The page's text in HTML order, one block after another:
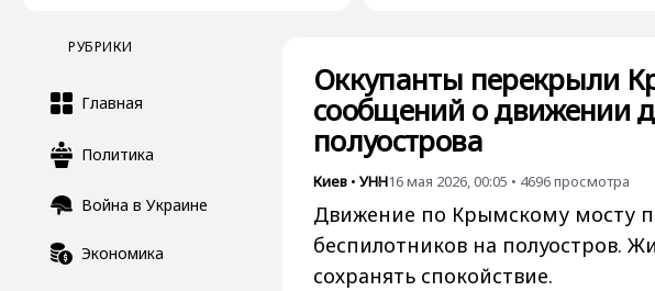
РУБРИКИ
Главная
Политика
Война в Украине
Экономика
Оккупанты перекрыли
сообщений о движении
полуострова
Киев • УНН16 мая 2026, 00:05 • 4696просмотра
Движение по Крымскому мосту
беспилотников на полуостров.
сохранять спокойствие.